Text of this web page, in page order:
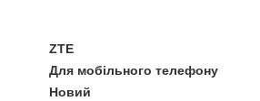
ZTE
Для мобільного телефону
Новий